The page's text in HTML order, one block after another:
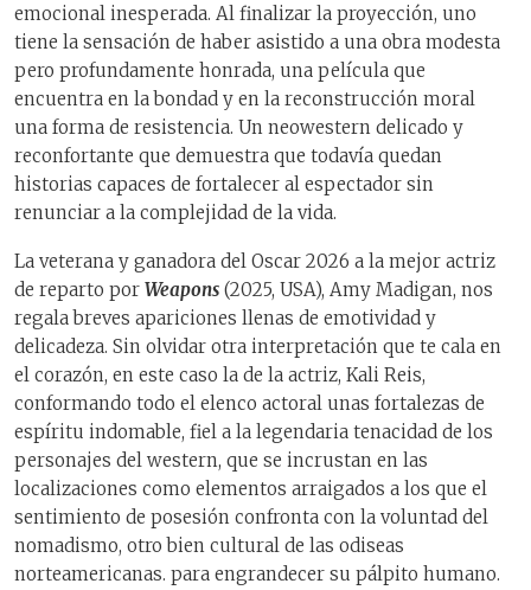
emocional inesperada. Al finalizar la proyección, uno
tiene la sensación de haber asistido a una obra modesta
pero profundamente honrada, una película que
encuentra en la bondad y en la reconstrucción moral
una forma de resistencia. Un neowestern delicado y
reconfortante que demuestra que todavía quedan
historias capaces de fortalecer al espectador sin
renunciar a la complejidad de la vida.
La veterana y ganadora del Oscar 2026 a la mejor actriz
de reparto por Weapons (2025, USA), Amy Madigan, nos
regala breves apariciones llenas de emotividad y
delicadeza. Sin olvidar otra interpretación que te cala en
el corazón, en este caso la de la actriz, Kali Reis,
conformando todo el elenco actoral unas fortalezas de
espíritu indomable, fiel a la legendaria tenacidad de los
personajes del western, que se incrustan en las
localizaciones como elementos arraigados a los que el
sentimiento de posesión confronta con la voluntad del
nomadismo, otro bien cultural de las odiseas
norteamericanas. para engrandecer su pálpito humano.